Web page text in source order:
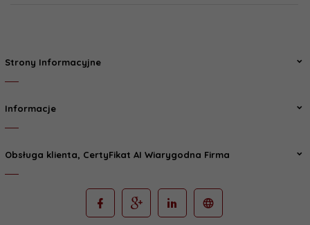
Strony Informacyjne
Informacje
Obsługa klienta, CertyFikat AI Wiarygodna Firma